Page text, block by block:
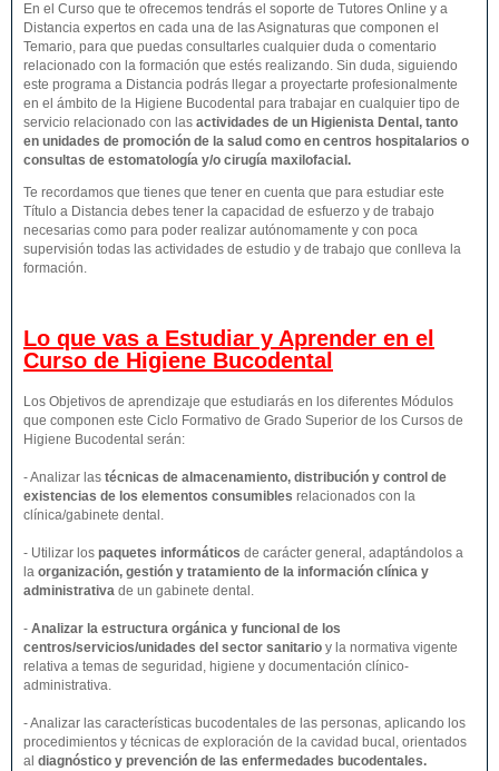
En el Curso que te ofrecemos tendrás el soporte de Tutores Online y a
Distancia expertos en cada una de las Asignaturas que componen el
Temario, para que puedas consultarles cualquier duda o comentario
relacionado con la formación que estés realizando. Sin duda, siguiendo
este programa a Distancia podrás llegar a proyectarte profesionalmente
en el ámbito de la Higiene Bucodental para trabajar en cualquier tipo de
servicio relacionado con las actividades de un Higienista Dental, tanto
en unidades de promoción de la salud como en centros hospitalarios o
consultas de estomatología y/o cirugía maxilofacial.
Te recordamos que tienes que tener en cuenta que para estudiar este
Título a Distancia debes tener la capacidad de esfuerzo y de trabajo
necesarias como para poder realizar autónomamente y con poca
supervisión todas las actividades de estudio y de trabajo que conlleva la
formación.
Lo que vas a Estudiar y Aprender en el
Curso de Higiene Bucodental
Los Objetivos de aprendizaje que estudiarás en los diferentes Módulos
que componen este Ciclo Formativo de Grado Superior de los Cursos de
Higiene Bucodental serán:
- Analizar las técnicas de almacenamiento, distribución y control de
existencias de los elementos consumibles relacionados con la
clínica/gabinete dental.
- Utilizar los paquetes informáticos de carácter general, adaptándolos a
la organización, gestión y tratamiento de la información clínica y
administrativa de un gabinete dental.
- Analizar la estructura orgánica y funcional de los
centros/servicios/unidades del sector sanitario y la normativa vigente
relativa a temas de seguridad, higiene y documentación clínico-
administrativa.
- Analizar las características bucodentales de las personas, aplicando los
procedimientos y técnicas de exploración de la cavidad bucal, orientados
al diagnóstico y prevención de las enfermedades bucodentales.